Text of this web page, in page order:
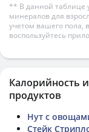
** В данной таблице
минералов для
учетом вашего пола,
воспользуйтесь
Калорийность
продуктов
Нут с
Стейк